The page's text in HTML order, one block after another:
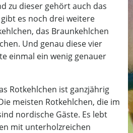
zu dieser gehört auch das
es noch drei weitere
das Braunkehlchen
Und genau diese vier
einmal ein wenig genauer
Rotkehlchen ist ganzjährig
meisten Rotkehlchen, die im
nordische Gäste. Es lebt
mit unterholzreichen